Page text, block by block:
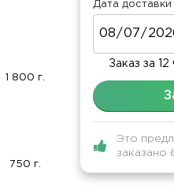
1 800 г.
750 г.
Дата доставки
Заказ за
Это
заказано